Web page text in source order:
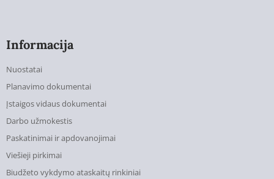
Informacija
Nuostatai
Planavimo dokumentai
Įstaigos vidaus dokumentai
Darbo užmokestis
Paskatinimai ir apdovanojimai
Viešieji pirkimai
Biudžeto vykdymo ataskaitų rinkiniai